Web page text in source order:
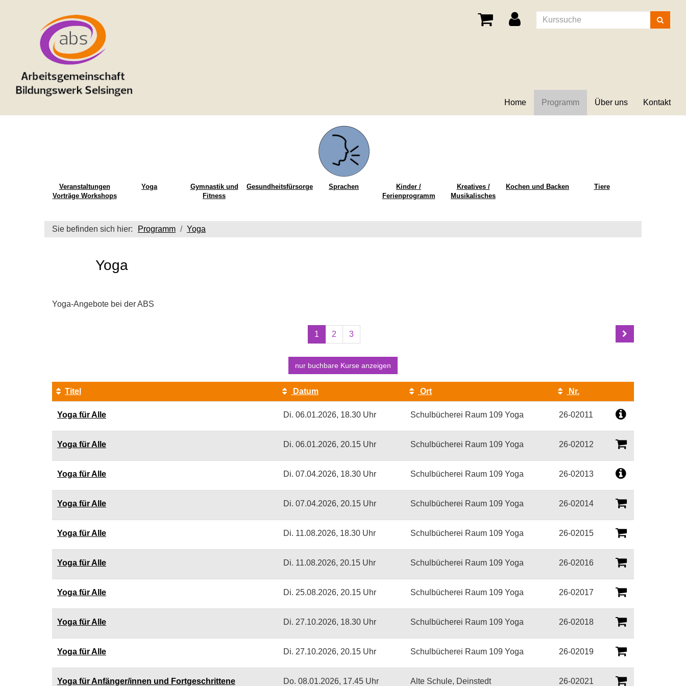
Kurse
suchen
Home Programm Über uns Kontakt
Veranstaltungen
Vorträge Workshops
Yoga
Gymnastik und
Fitness
Gesundheitsfürsorge Sprachen
Kinder /
Ferienprogramm
Kreatives /
Musikalisches
Kochen und Backen Tiere
Sie befinden sich hier: Programm Yoga
Yoga
Yoga-Angebote bei der ABS
Seiten
blättern
1 2 3
nur buchbare Kurse anzeigen
Tabellenüberschriften
sortiert
werden.
Titel Datum Ort
Nr.
Kursstatus
Yoga für Alle
Di. 06.01.2026, 18.30 Uhr Schulbücherei Raum 109 Yoga 26-02011
Yoga für Alle Di. 06.01.2026, 20.15 Uhr Schulbücherei Raum 109 Yoga 26-02012
Yoga für Alle Di. 07.04.2026, 18.30 Uhr Schulbücherei Raum 109 Yoga 26-02013
Yoga für Alle Di. 07.04.2026, 20.15 Uhr Schulbücherei Raum 109 Yoga 26-02014
Yoga für Alle Di. 11.08.2026, 18.30 Uhr Schulbücherei Raum 109 Yoga 26-02015
Yoga für Alle Di. 11.08.2026, 20.15 Uhr Schulbücherei Raum 109 Yoga 26-02016
Yoga für Alle Di. 25.08.2026, 20.15 Uhr Schulbücherei Raum 109 Yoga 26-02017
Yoga für Alle Di. 27.10.2026, 18.30 Uhr Schulbücherei Raum 109 Yoga 26-02018
Yoga für Alle Di. 27.10.2026, 20.15 Uhr Schulbücherei Raum 109 Yoga 26-02019
Yoga für Anfänger/innen und Fortgeschrittene Do. 08.01.2026, 17.45 Uhr Alte Schule, Deinstedt 26-02021